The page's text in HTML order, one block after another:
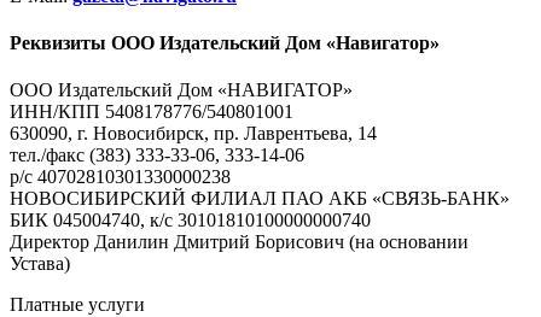
Реквизиты ООО Издательский Дом «Навигатор»
ООО Издательский Дом «НАВИГАТОР»
ИНН/КПП 5408178776/540801001
630090, г. Новосибирск, пр. Лаврентьева, 14
тел./факс (383) 333-33-06, 333-14-06
р/с 40702810301330000238
НОВОСИБИРСКИЙ ФИЛИАЛ ПАО АКБ «СВЯЗЬ-БАНК»
БИК 045004740, к/с 30101810100000000740
Директор Данилин Дмитрий Борисович (на основании
Устава)
Платные услуги